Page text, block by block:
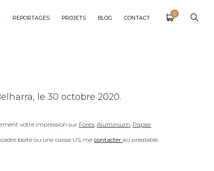
REPORTAGES PROJETS BLOG CONTACT
0
le 30 octobre 2020.
votre impression sur Forex, Aluminium, Papier
boite ou une caisse US, me contacter au préalable.